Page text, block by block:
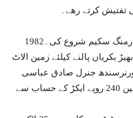
تفتیش کرتے رھے۔
1982ع میں حکومت پاکستان نے کیٹل فارمنگ سکیم شروع کی۔
بکریاں پالنے کیلئے زمین الاٹ
جنرل صادق عباسی
نے سندھ کے جنگلات کی قیمتی زمین 240 روپے ایکڑ کے حساب سے